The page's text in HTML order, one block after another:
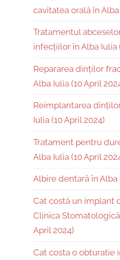
cavitatea orală în Alba
Tratamentul
infecțiilor în Alba Iulia
Repararea dinților
Alba Iulia (10 April
Reimplantarea
Iulia (10 April 2024)
Tratament pentru
Alba Iulia (10 April
Albire dentară în Alba
Cat costă un implant
Clinica
April 2024)
Cat costa o obturatie